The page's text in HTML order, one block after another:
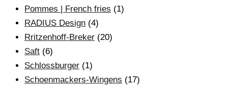
Pommes | French fries (1)
RADIUS Design (4)
Rritzenhoff-Breker (20)
Saft (6)
Schlossburger (1)
Schoenmackers-Wingens (17)